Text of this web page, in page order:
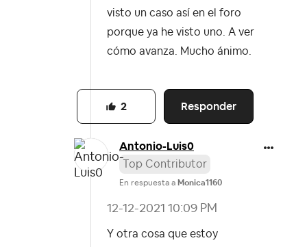
visto un caso así en el foro
porque ya he visto uno. A ver
cómo avanza. Mucho ánimo.
Responder
2
Antonio-Luis0
Top Contributor
En respuesta a Monica1160
‎12-12-2021 10:09 PM
Y otra cosa que estoy